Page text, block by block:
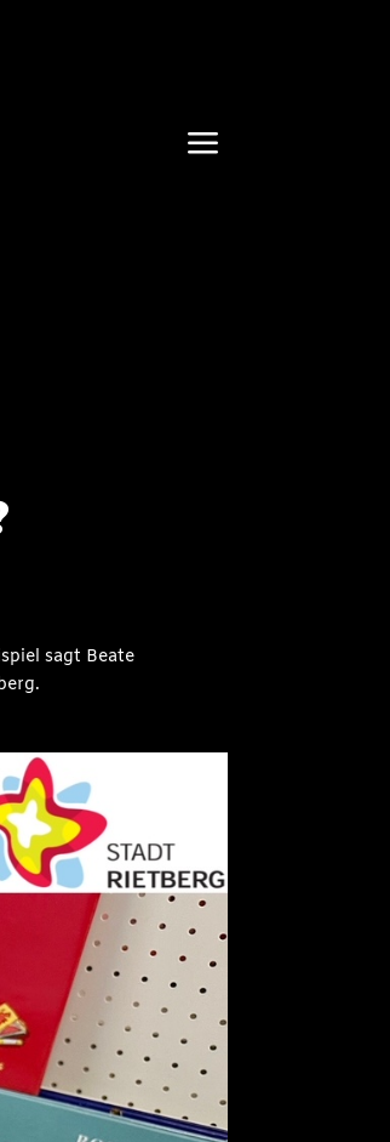
a
sagt Beate